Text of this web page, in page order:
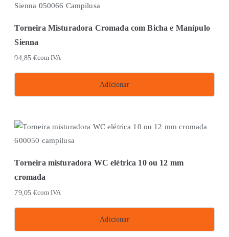
Torneira Misturadora Cromada com Bicha e Manípulo
Sienna
94,85€com IVA
Adicionar
Torneira misturadora WC elétrica 10 ou 12 mm
cromada
79,05€com IVA
Adicionar